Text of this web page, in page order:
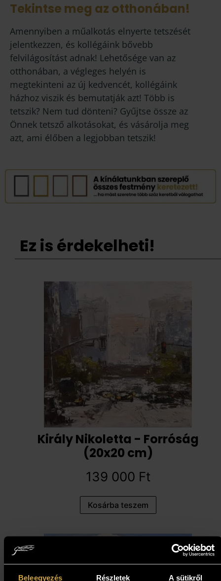
Beleegyezés Részletek A sütikről
Tekintse meg az otthonában!
Amennyiben a műalkotás elnyerte tetszését
jelentkezzen, és kollégáink bővebb
felvilágosítást adnak! Lehetősége van az
otthonában, a végleges helyén is
megtekinteni az új kedvencét, kollégáink
házhoz viszik és bemutatják azt! Több is
tetszik? Nem tud dönteni? Gyűjtse össze az
Önnek tetsző alkotásokat, és vásárolja meg
azt, ami élőben a legjobban tetszik!
Ez is érdekelheti!
Király Nikoletta - Forróság
(20x20 cm)
139 000 Ft
Kosárba teszem